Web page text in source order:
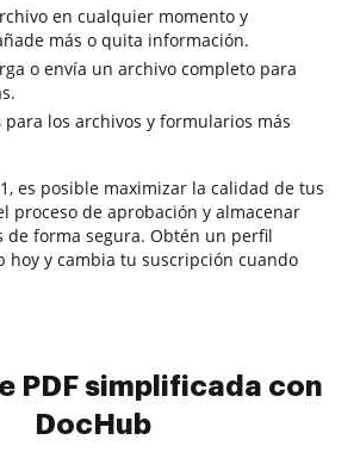
en cualquier momento y
más o quita información.
o envía un archivo completo para
para los archivos y formularios más
es posible maximizar la calidad de tus
proceso de aprobación y almacenar
de forma segura. Obtén un perfil
hoy y cambia tu suscripción cuando
PDF simplificada con
DocHub